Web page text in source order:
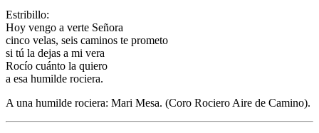
Estribillo:
Hoy vengo a verte Señora
cinco velas, seis caminos te prometo
si tú la dejas a mi vera
Rocío cuánto la quiero
a esa humilde rociera.
A una humilde rociera: Mari Mesa. (Coro Rociero Aire de Camino).